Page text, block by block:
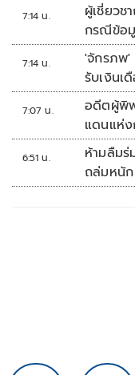
7:14 น.
ผู้เชี่ยว
กรณีข้อมู
ระบบตา
7:14 น.
'จักรภพ'
รับเงินเ
7:07 น.
อดีตผู้พิพ
แดนแห่ง
6:51 น.
ห้ามลืมร่
ถล่มหนั